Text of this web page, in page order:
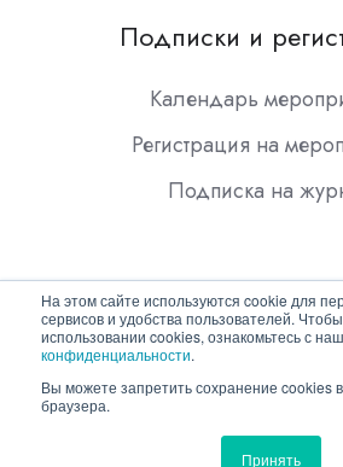
На этом сайте используются cookie для
сервисов и удобства пользователей.
использовании cookies, ознакомьтесь с
конфиденциальности.
Вы можете запретить сохранение cookies в
браузера.
Принять
Подписки и
Календарь
Регистрация на
Подписка на
Copyright © 2026 ООО
Политика